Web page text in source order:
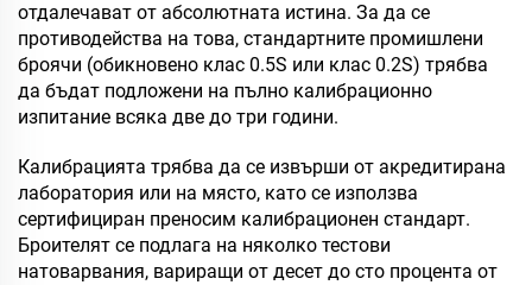
отдалечават от абсолютната истина. За да се
противодейства на това, стандартните промишлени
броячи (обикновено клас 0.5S или клас 0.2S) трябва
да бъдат подложени на пълно калибрационно
изпитание всяка две до три години.
Калибрацията трябва да се извърши от акредитирана
лаборатория или на място, като се използва
сертифициран преносим калибрационен стандарт.
Броителят се подлага на няколко тестови
натоварвания, вариращи от десет до сто процента от